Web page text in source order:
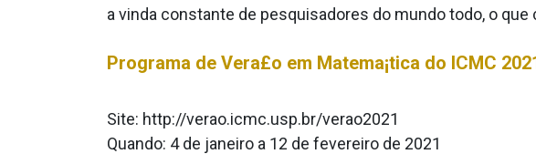
a vinda constante de pesquisadores do mundo todo, o
Programa de Vera£o em Matema¡tica do ICMC
Site: http://verao.icmc.usp.br/verao2021
Quando: 4 de janeiro a 12 de fevereiro de 2021